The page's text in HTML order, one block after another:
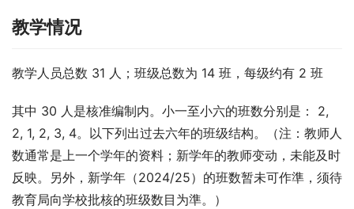
教学情况
教学人员总数 31 人；班级总数为 14 班，每级约有 2 班
其中 30 人是核准编制内。小一至小六的班数分别是： 2,
2, 1, 2, 3, 4。以下列出过去六年的班级结构。（注：教师人
数通常是上一个学年的资料；新学年的教师变动，未能及时
反映。另外，新学年（2024/25）的班数暂未可作準，须待
教育局向学校批核的班级数目为準。）